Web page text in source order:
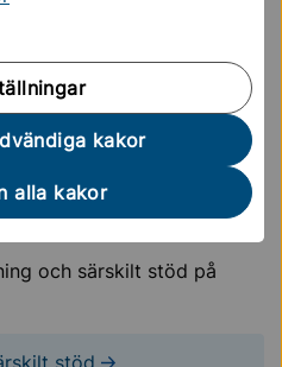
kakor
alla kakor
tid.
samordnar elevstödet.
olika inriktning, till exempel
eller
du är orolig för ditt barns
du kontakta ditt barns
och särskilt stöd på